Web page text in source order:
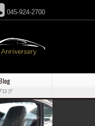
045-924-2700
ログ